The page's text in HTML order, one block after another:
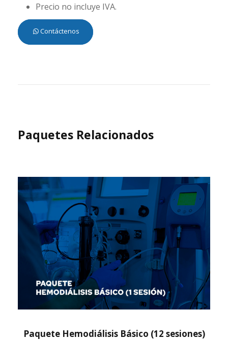
Precio no incluye IVA.
Contáctenos
Paquete Hemodiálisis Básico (12 sesiones)